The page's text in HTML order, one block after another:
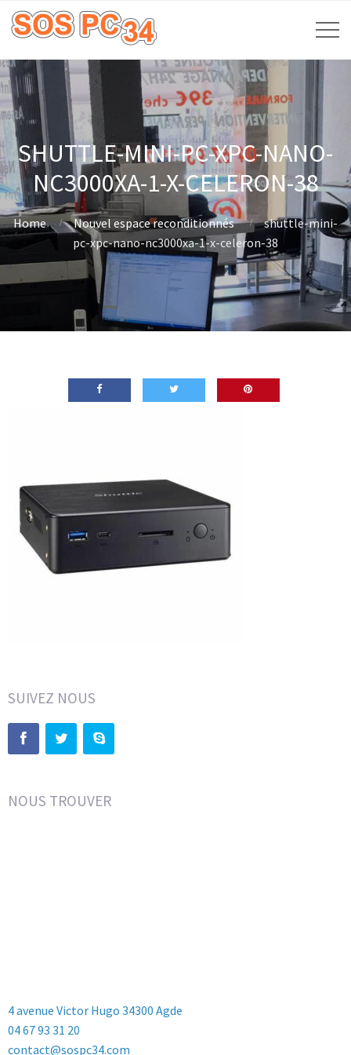
SHUTTLE-MINI-PC-XPC-NANO-
NC3000XA-1-X-CELERON-38
Home Nouvel espace reconditionnés
shuttle-mini-
pc-xpc-nano-nc3000xa-1-x-celeron-38
SUIVEZ NOUS
NOUS TROUVER
4 avenue Victor Hugo 34300 Agde
04 67 93 31 20
contact@sospc34.com